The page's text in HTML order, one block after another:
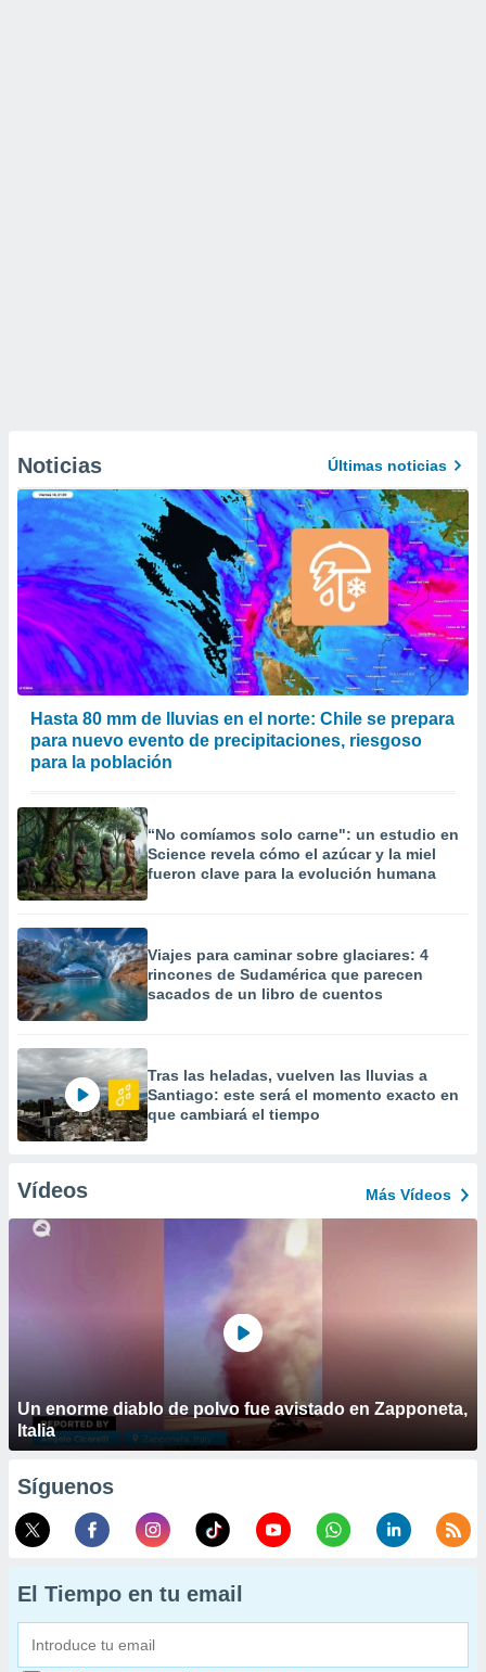
Noticias Últimas noticias
Hasta 80 mm de lluvias en el norte: Chile se prepara
para nuevo evento de precipitaciones, riesgoso
para la población
“No comíamos solo carne": un estudio en
Science revela cómo el azúcar y la miel
fueron clave para la evolución humana
Viajes para caminar sobre glaciares: 4
rincones de Sudamérica que parecen
sacados de un libro de cuentos
Tras las heladas, vuelven las lluvias a
Santiago: este será el momento exacto en
que cambiará el tiempo
Vídeos Más Vídeos
Un enorme diablo de polvo fue avistado en Zapponeta,
Italia
Síguenos
El Tiempo en tu email